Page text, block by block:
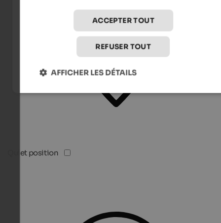
Quiet position
ACCEPTER TOUT
REFUSER TOUT
AFFICHER LES DÉTAILS